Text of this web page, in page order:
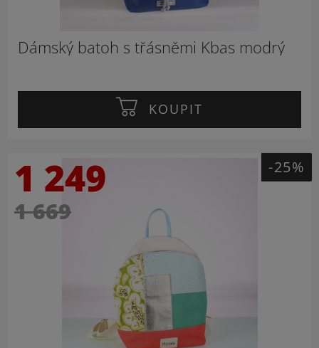
Dámský batoh s třásněmi Kbas modrý
KOUPIT
1 249
1 669
-25%